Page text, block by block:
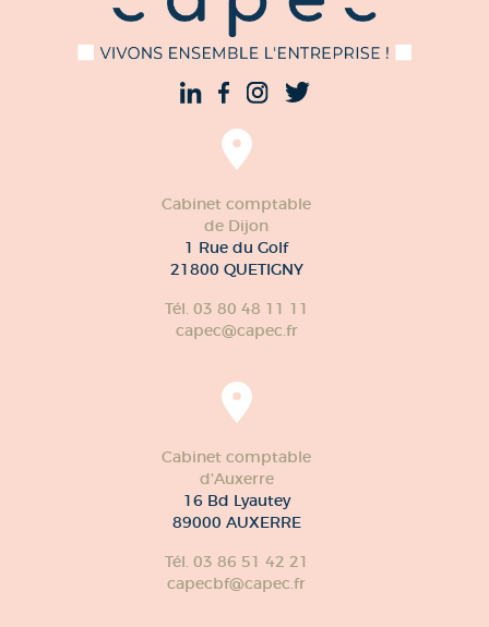
Cabinet comptable
de Dijon
1 Rue du Golf
21800 QUETIGNY
Tél. 03 80 48 11 11
capec@capec.fr
Cabinet comptable
d'Auxerre
16 Bd Lyautey
89000 AUXERRE
Tél. 03 86 51 42 21
capecbf@capec.fr